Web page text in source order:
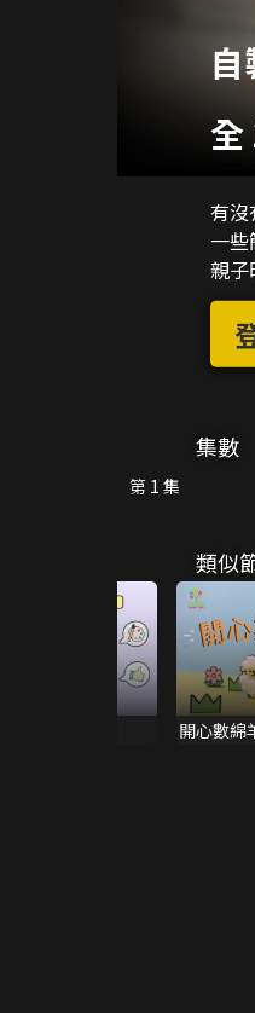
全
有
一
親子
集數
第 1 集
類似
開心數綿